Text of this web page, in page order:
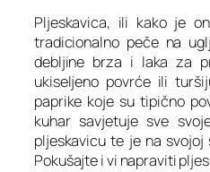
Pljeskavica, ili kako je
tradicionalno peče na
debljine brza i laka za
ukiseljeno povrće ili
paprike koje su tipično
kuhar savjetuje sve
pljeskavicu te je na
Pokušajte i vi napraviti